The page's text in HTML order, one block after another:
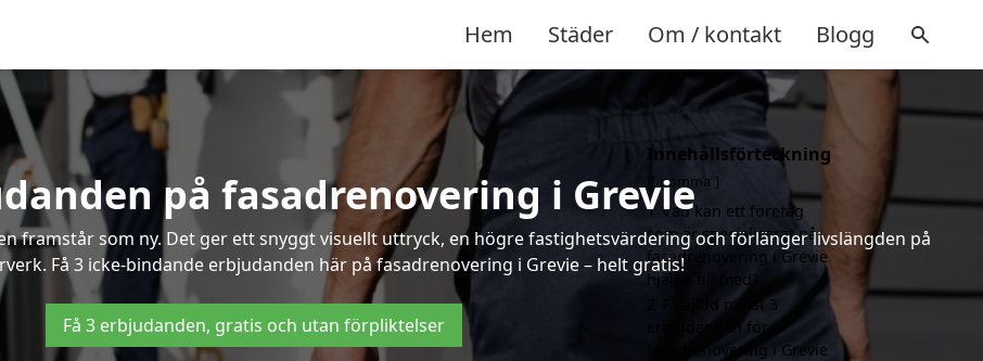
Hem Städer Om / kontakt Blogg
på fasadrenovering i Grevie
framstår som ny. Det ger ett snyggt visuellt uttryck, en högre fastighetsvärdering och förlänger livslängden på
Få 3 icke-bindande erbjudanden här på fasadrenovering i Grevie – helt gratis!
Få 3 erbjudanden, gratis och utan förpliktelser
Innehållsförteckning
gömma
1 Vad kan ett företag
som är specialiserat på
fasadrenovering i Grevie
hjälpa till med?
Få alltid minst 3
erbjudanden för
fasadrenovering i Grevie